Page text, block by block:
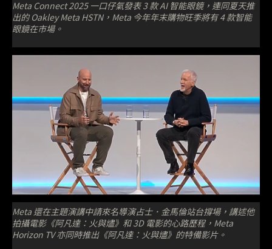
Meta Connect 2025 一口仔氣發表 3 款 AI 智能眼鏡，連同夏天推
出的 Oakley Meta HSTN，Meta 今年年末購物旺季將有 4 款智能
眼鏡在市場。
Meta 還在主題演講中請來名導演占士．金馬倫站台撐場，講述他
拍攝電影《阿凡達：火與燼》和 3D 電影的心路歷程，Meta
Horizon TV 亦同時推出《阿凡達：火與燼》的特備影片。